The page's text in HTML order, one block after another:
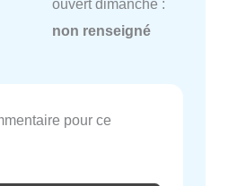
ouvert dimanche :
non renseigné
pour ce